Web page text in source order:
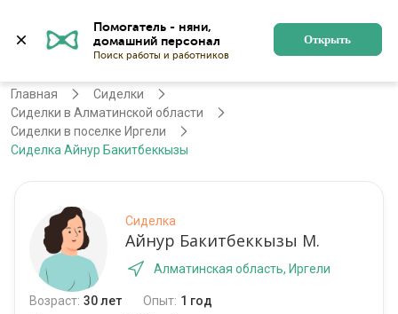
Помогатель - няни,
Поиск работы и работников
Открыть
Алматы Регистрация
Главная
Сиделки
Сиделки в Алматинской области
Сиделки в поселке Иргели
Сиделка Айнур Бакитбеккызы
Сиделка
Айнур Бакитбеккызы М.
Алматинская область, Иргели
Возраст: 30 лет Опыт: 1 год